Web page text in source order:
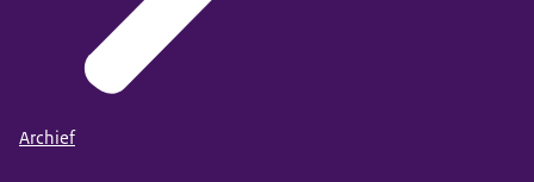
49,90%
2023
51,80%
2024
52,00%
Archief